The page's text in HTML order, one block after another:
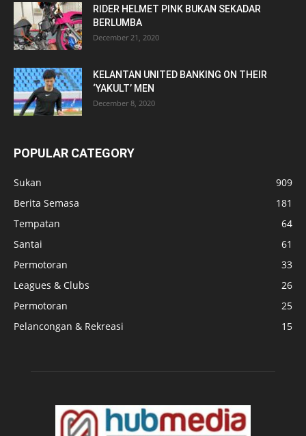
RIDER HELMET PINK BUKAN SEKADAR
BERLUMBA
December 21, 2020
KELANTAN UNITED BANKING ON THEIR
‘YAKULT’ MEN
December 8, 2020
POPULAR CATEGORY
Sukan
909
Berita Semasa
181
Tempatan
64
Santai
61
Permotoran
33
Leagues & Clubs
26
Permotoran
25
Pelancongan & Rekreasi
15